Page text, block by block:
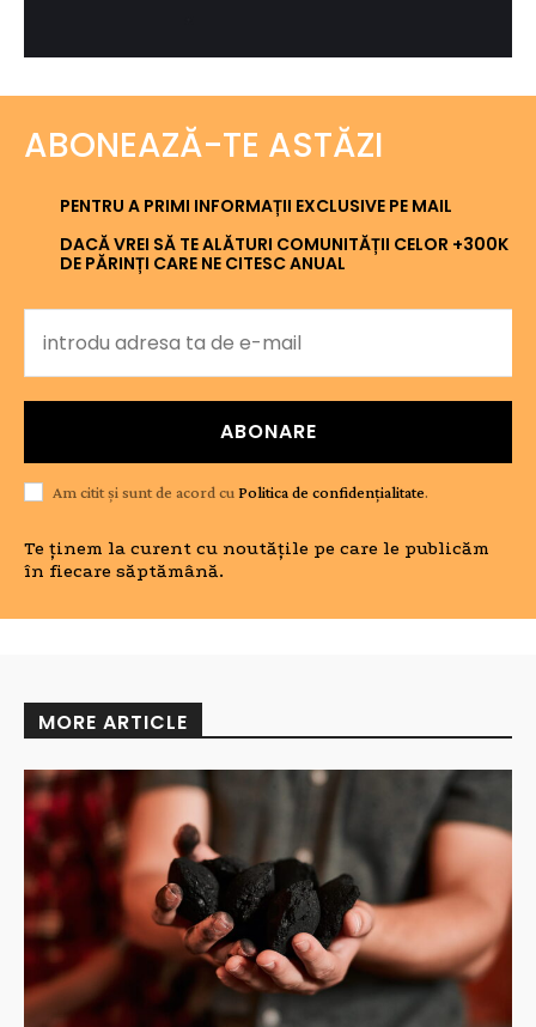
ABONEAZĂ-TE ASTĂZI
PENTRU A PRIMI INFORMAȚII EXCLUSIVE PE MAIL
DACĂ VREI SĂ TE ALĂTURI COMUNITĂȚII CELOR +300K
DE PĂRINȚI CARE NE CITESC ANUAL
ABONARE
Am citit și sunt de acord cu Politica de confidențialitate.
Te ținem la curent cu noutățile pe care le publicăm
în fiecare săptămână.
MORE ARTICLE